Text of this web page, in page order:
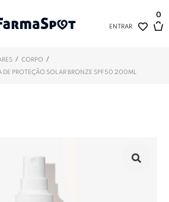
ENTRAR
0
/ CORPO /
DE PROTEÇÃO SOLAR BRONZE SPF50 200ML